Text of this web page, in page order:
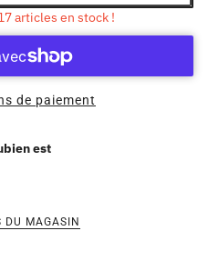
articles en stock !
de paiement
est
DU MAGASIN